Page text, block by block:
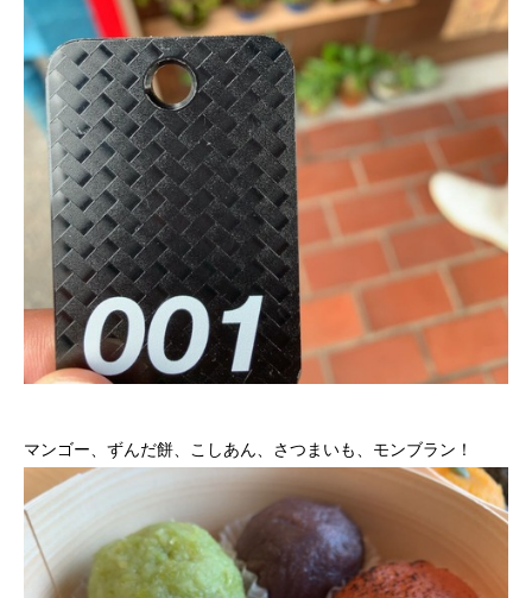
マンゴー、ずんだ餅、こしあん、さつまいも、モンブラン！